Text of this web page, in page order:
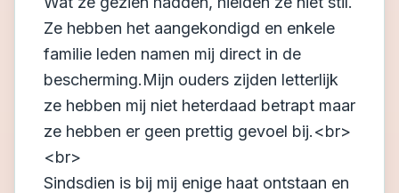
Ze hebben het aangekondigd en enkele
familie leden namen mij direct in de
bescherming.Mijn ouders zijden letterlijk
ze hebben mij niet heterdaad betrapt maar
ze hebben er geen prettig gevoel bij.<br>
<br>
Sindsdien is bij mij enige haat ontstaan en